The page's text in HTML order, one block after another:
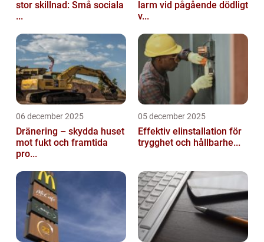
stor skillnad: Små sociala
...
larm vid pågående dödligt
v...
06 december 2025
Dränering – skydda huset
mot fukt och framtida
pro...
05 december 2025
Effektiv elinstallation för
trygghet och hållbarhe...